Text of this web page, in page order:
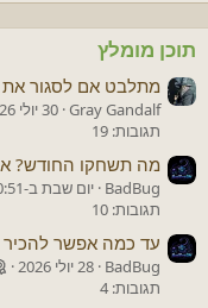
תוכן מומלץ
מתלבט אם לסגור
Gray Gandalf 30 יולי 2026
תגובות: 19
מה תשחקו החודש?
BadBug יום שבת ב-10:51
תגובות: 10
עד כמה אפשר להכיר
BadBug 28 יולי 2026
תגובות: 4